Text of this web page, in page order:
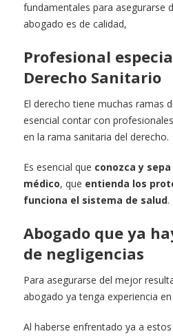
fundamentales para asegurarse
abogado es de calidad,
Profesional
Derecho Sanitario
El derecho tiene muchas ramas
esencial contar con
en la rama sanitaria del derecho.
Es esencial que conozca y
médico, que entienda los
funciona el sistema de salud.
Abogado que ya
de negligencias
Para asegurarse del mejor
abogado ya tenga experiencia
Al haberse enfrentado ya a